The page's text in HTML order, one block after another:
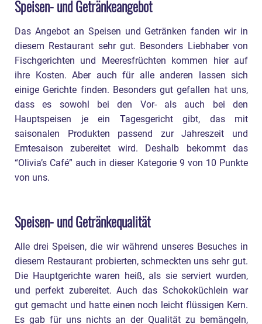
Speisen- und Getränkeangebot
Das Angebot an Speisen und Getränken fanden wir in
diesem Restaurant sehr gut. Besonders Liebhaber von
Fischgerichten und Meeresfrüchten kommen hier auf
ihre Kosten. Aber auch für alle anderen lassen sich
einige Gerichte finden. Besonders gut gefallen hat uns,
dass es sowohl bei den Vor- als auch bei den
Hauptspeisen je ein Tagesgericht gibt, das mit
saisonalen Produkten passend zur Jahreszeit und
Erntesaison zubereitet wird. Deshalb bekommt das
“Olivia’s Café” auch in dieser Kategorie 9 von 10 Punkte
von uns.
Speisen- und Getränkequalität
Alle drei Speisen, die wir während unseres Besuches in
diesem Restaurant probierten, schmeckten uns sehr gut.
Die Hauptgerichte waren heiß, als sie serviert wurden,
und perfekt zubereitet. Auch das Schokoküchlein war
gut gemacht und hatte einen noch leicht flüssigen Kern.
Es gab für uns nichts an der Qualität zu bemängeln,